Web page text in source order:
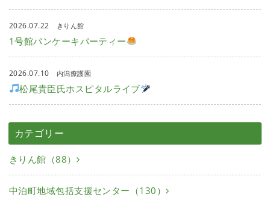
2026.07.22 きりん館
1号館パンケーキパーティー
2026.07.10 内潟療護園
松尾貴臣氏ホスピタルライブ
カテゴリー
きりん館（88）
中泊町地域包括支援センター（130）